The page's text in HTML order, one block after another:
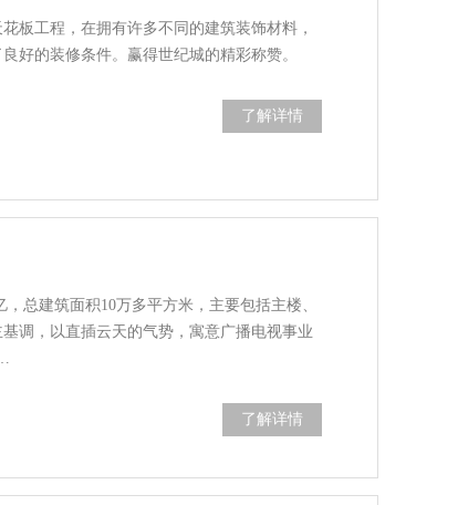
板工程，在拥有许多不同的建筑装饰材料，
好的装修条件。赢得世纪城的精彩称赞。
了解详情
总建筑面积10万多平方米，主要包括主楼、
调，以直插云天的气势，寓意广播电视事业
了解详情